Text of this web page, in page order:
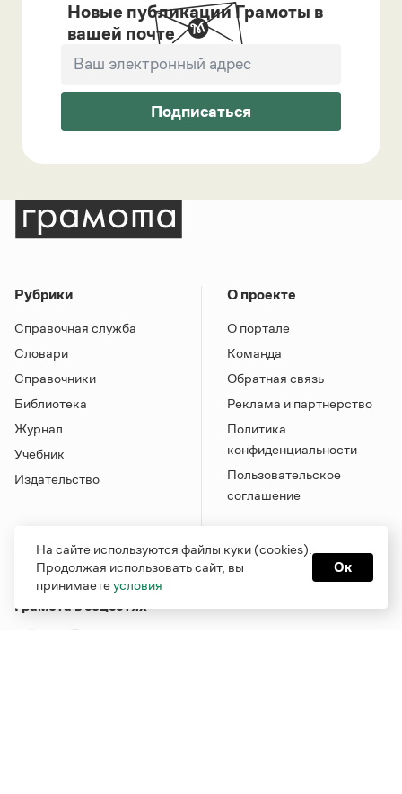
Новые публикации Грамоты в
вашей почте
Подписаться
Рубрики
Справочная служба
Словари
Справочники
Библиотека
Журнал
Учебник
Издательство
О проекте
О портале
Команда
Обратная связь
Реклама и партнерство
Политика
конфиденциальности
Пользовательское
соглашение
Грамота в соцсетях
На сайте используются файлы куки (cookies).
Продолжая использовать сайт, вы
принимаетеусловия
Ок